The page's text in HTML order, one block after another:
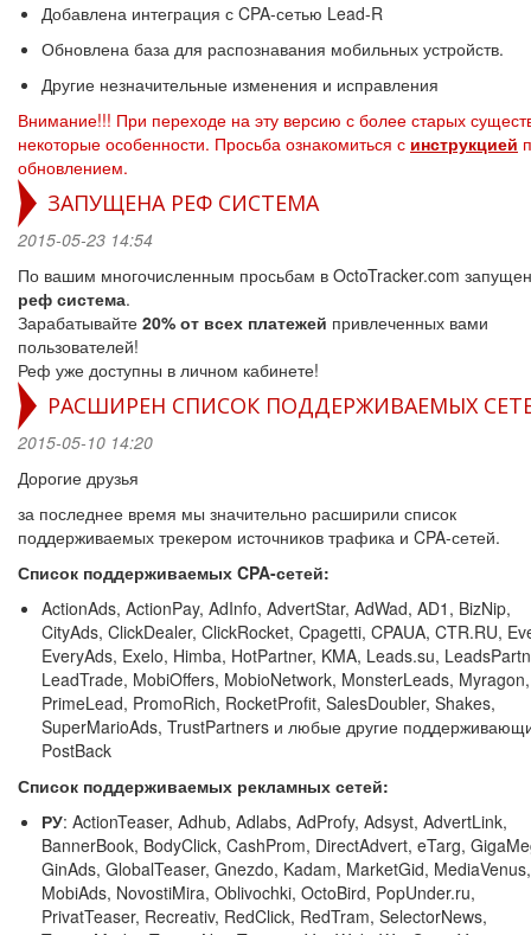
Добавлена интеграция с CPA-сетью Lead-R
Обновлена база для распознавания мобильных устройств.
Другие незначительные изменения и исправления
Внимание!!! При переходе на эту версию с более старых
некоторые особенности. Просьба ознакомиться с инструкцией
обновлением.
ЗАПУЩЕНА РЕФ СИСТЕМА
2015-05-23 14:54
По вашим многочисленным просьбам в OctoTracker.com
реф система.
Зарабатывайте 20% от всех платежей привлеченных вами
пользователей!
Реф уже доступны в личном кабинете!
РАСШИРЕН СПИСОК ПОДДЕРЖИВАЕМЫХ
2015-05-10 14:20
Дорогие друзья
за последнее время мы значительно расширили список
поддерживаемых трекером источников трафика и CPA-сетей.
Список поддерживаемых CPA-сетей:
ActionAds, ActionPay, AdInfo, AdvertStar, AdWad, AD1, BizNip,
CityAds, ClickDealer, ClickRocket, Cpagetti, CPAUA, CTR.RU,
EveryAds, Exelo, Himba, HotPartner, KMA, Leads.su,
LeadTrade, MobiOffers, MobioNetwork, MonsterLeads, Myragon,
PrimeLead, PromoRich, RocketProfit, SalesDoubler, Shakes,
SuperMarioAds, TrustPartners и любые другие
PostBack
Список поддерживаемых рекламных сетей:
РУ: ActionTeaser, Adhub, Adlabs, AdProfy, Adsyst, AdvertLink,
BannerBook, BodyClick, CashProm, DirectAdvert, eTarg,
GinAds, GlobalTeaser, Gnezdo, Kadam, MarketGid, MediaVenus,
MobiAds, NovostiMira, Oblivochki, OctoBird, PopUnder.ru,
PrivatTeaser, Recreativ, RedClick, RedTram, SelectorNews,